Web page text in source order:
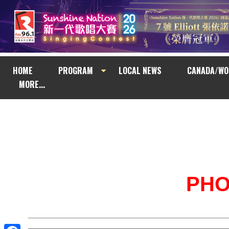
HOME PROGRAM LOCAL NEWS
CANADA/
MORE...